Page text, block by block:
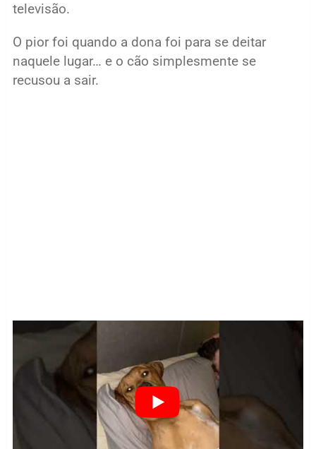
televisão.
O pior foi quando a dona foi para se deitar
naquele lugar… e o cão simplesmente se
recusou a sair.